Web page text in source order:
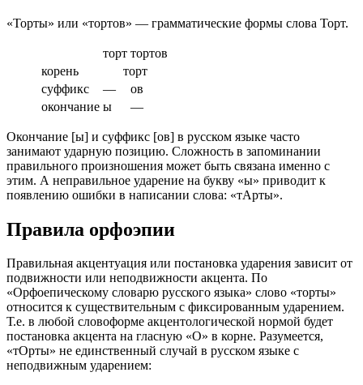
«Торты» или «тортов» — грамматические формы слова Торт.
торт тортов
корень
торт
суффикс
—
ов
окончание ы —
Окончание [ы] и суффикс [ов] в русском языке часто
занимают ударную позицию. Сложность в запоминании
правильного произношения может быть связана именно с
этим. А неправильное ударение на букву «ы» приводит к
появлению ошибки в написании слова: «тАрты».
Правила орфоэпии
Правильная акцентуация или постановка ударения зависит от
подвижности или неподвижности акцента. По
«Орфоепическому словарю русского языка» слово «торты»
относится к существительным с фиксированным ударением.
Т.е. в любой словоформе акцентологической нормой будет
постановка акцента на гласную «О» в корне. Разумеется,
«тОрты» не единственный случай в русском языке с
неподвижным ударением: